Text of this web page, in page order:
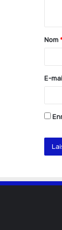
t
a
e
*
Nom
E-